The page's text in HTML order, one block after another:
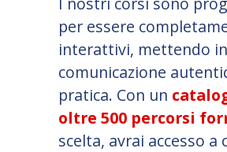
per essere
interattivi, mettendo
comunicazione
pratica. Con un
oltre 500 percorsi
scelta, avrai accesso a